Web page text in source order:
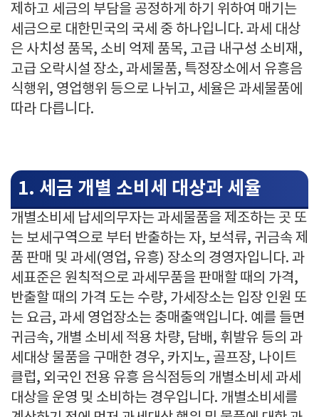
제하고 세금의 부담을 공정하게 하기 위하여 매기는
세금으로 대한민국의 국세 중 하나입니다. 과세 대상
은 사치성 품목, 소비 억제 품목, 고급 내구성 소비재,
고급 오락시설 장소, 과세물품, 특정장소에서 유흥음
식행위, 영업행위 등으로 나뉘고, 세율은 과세물품에
따라 다릅니다.
1. 세금 개별 소비세 대상과 세율
개별소비세 납세의무자는 과세물품을 제조하는 곳 또
는 보세구역으로 부터 반출하는 자, 보석류, 귀금속 제
품 판매 및 과세(영업, 유흥) 장소의 경영자입니다. 과
세표준은 원칙적으로 과세무품을 판매할 때의 가격,
반출할 때의 가격 도는 수량, 가세장소는 입장 인원 또
는 요금, 과세 영업장소는 충매출액입니다. 예를 들면
귀금속, 개별 소비세 적용 차량, 담배, 휘발유 등의 과
세대상 물품을 구매한 경우, 카지노, 골프장, 나이트
클럽, 외국인 전용 유흥 음식점등의 개별소비세 과세
대상을 운영 및 소비하는 경우입니다. 개별소비세를